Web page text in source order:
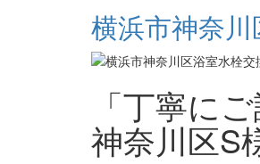
横浜市神奈
「丁寧に
神奈川区S